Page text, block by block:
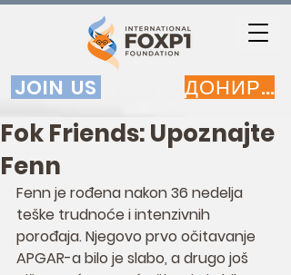
JOIN US ДОНИРАЈ
Fok Friends: Upoznajte
Fenn
Fenn je rođena nakon 36 nedelja
teške trudnoće i intenzivnih
porođaja. Njegovo prvo očitavanje
APGAR-a bilo je slabo, a drugo još